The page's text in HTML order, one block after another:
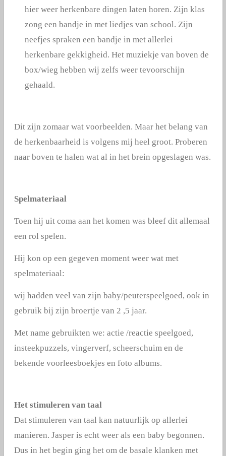
hier weer herkenbare dingen laten horen. Zijn klas
zong een bandje in met liedjes van school. Zijn
neefjes spraken een bandje in met allerlei
herkenbare gekkigheid. Het muziekje van boven de
box/wieg hebben wij zelfs weer tevoorschijn
gehaald.
Dit zijn zomaar wat voorbeelden. Maar het belang van
de herkenbaarheid is volgens mij heel groot. Proberen
naar boven te halen wat al in het brein opgeslagen was.
Spelmateriaal
Toen hij uit coma aan het komen was bleef dit allemaal
een rol spelen.
Hij kon op een gegeven moment weer wat met
spelmateriaal:
wij hadden veel van zijn baby/peuterspeelgoed, ook in
gebruik bij zijn broertje van 2 ,5 jaar.
Met name gebruikten we: actie /reactie speelgoed,
insteekpuzzels, vingerverf, scheerschuim en de
bekende voorleesboekjes en foto albums.
Het stimuleren van taal
Dat stimuleren van taal kan natuurlijk op allerlei
manieren. Jasper is echt weer als een baby begonnen.
Dus in het begin ging het om de basale klanken met